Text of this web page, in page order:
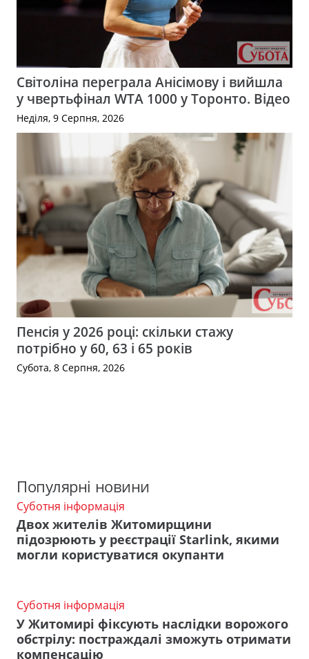
Світоліна переграла Анісімову і вийшла
у чвертьфінал WTA 1000 у Торонто. Відео
Неділя, 9 Серпня, 2026
Пенсія у 2026 році: скільки стажу
потрібно у 60, 63 і 65 років
Субота, 8 Серпня, 2026
Популярні новини
Суботня інформація
Двох жителів Житомирщини
підозрюють у реєстрації Starlink, якими
могли користуватися окупанти
Суботня інформація
У Житомирі фіксують наслідки ворожого
обстрілу: постраждалі зможуть отримати
компенсацію